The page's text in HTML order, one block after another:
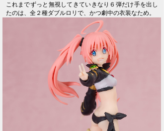
これまでずっと無視してきていきなり６弾だけ手を出し
たのは、全２種ダブルロリで、かつ劇中の衣装なため。